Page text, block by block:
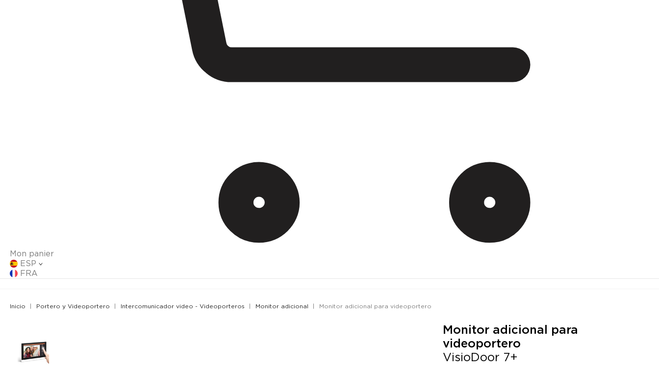
Mon panier
ESP
FRA
Inicio Portero y Videoportero Intercomunicador video - Videoporteros Monitor adicional Monitor adicional para videoportero
Monitor adicional para
videoportero
VisioDoor 7+